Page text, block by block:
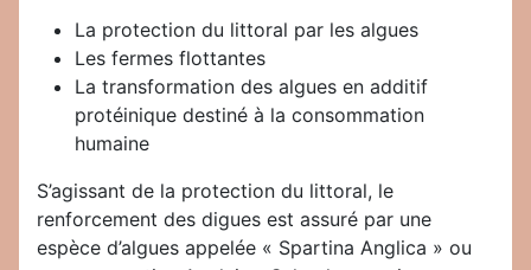
La protection du littoral par les algues
Les fermes flottantes
La transformation des algues en additif
protéinique destiné à la consommation
humaine
S’agissant de la protection du littoral, le
renforcement des digues est assuré par une
espèce d’algues appelée « Spartina Anglica » ou